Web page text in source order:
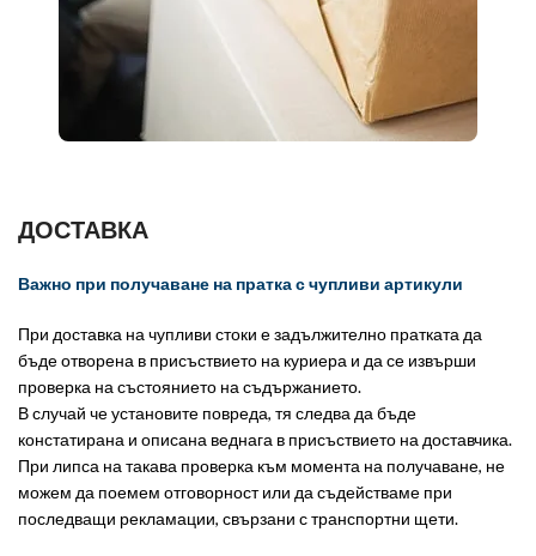
ДОСТАВКА
Важно при получаване на пратка с чупливи артикули
При доставка на чупливи стоки е задължително пратката да
бъде отворена в присъствието на куриера и да се извърши
проверка на състоянието на съдържанието.
В случай че установите повреда, тя следва да бъде
констатирана и описана веднага в присъствието на доставчика.
При липса на такава проверка към момента на получаване, не
можем да поемем отговорност или да съдействаме при
последващи рекламации, свързани с транспортни щети.